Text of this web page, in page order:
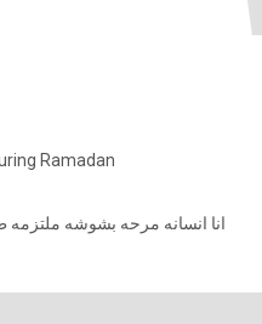
Ramadan
انا انسانه مرحه بشوشه ملتزمه